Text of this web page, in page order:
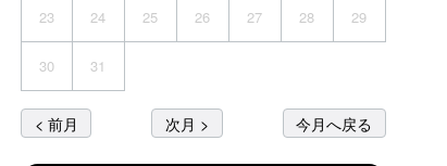
23 24 25 26 27 28 29
30 31
< 前月 次月 > 今月へ戻る